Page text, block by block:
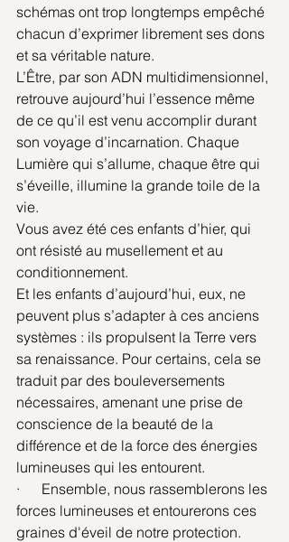
schémas ont trop longtemps empêché
chacun d’exprimer librement ses dons
et sa véritable nature.
L’Être, par son ADN multidimensionnel,
retrouve aujourd’hui l’essence même
de ce qu’il est venu accomplir durant
son voyage d’incarnation. Chaque
Lumière qui s’allume, chaque être qui
s’éveille, illumine la grande toile de la
vie.
Vous avez été ces enfants d’hier, qui
ont résisté au musellement et au
conditionnement.
Et les enfants d’aujourd’hui, eux, ne
peuvent plus s’adapter à ces anciens
systèmes : ils propulsent la Terre vers
sa renaissance. Pour certains, cela se
traduit par des bouleversements
nécessaires, amenant une prise de
conscience de la beauté de la
différence et de la force des énergies
lumineuses qui les entourent.
·      Ensemble, nous rassemblerons les
forces lumineuses et entourerons ces
graines d'éveil de notre protection.